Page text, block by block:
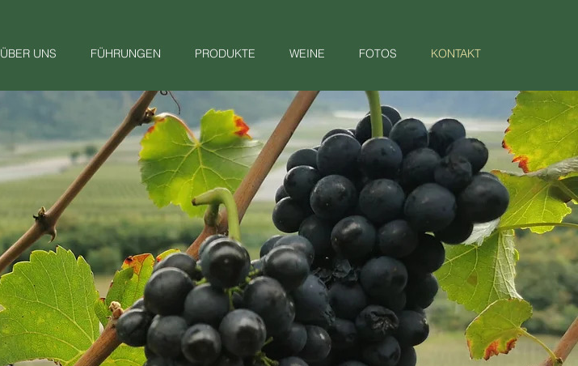
ÜBER UNS FÜHRUNGEN PRODUKTE WEINE FOTOS KONTAKT